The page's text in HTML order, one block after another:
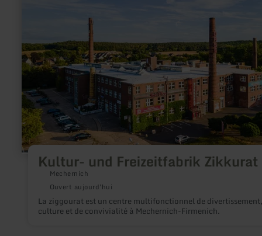
Kultur- und Freizeitfabrik Zikkurat
Mechernich
Ouvert aujourd'hui
La ziggourat est un centre multifonctionnel de
culture et de convivialité à Mechernich-Firmenich.
Freizeitfabrik
Zikkurat